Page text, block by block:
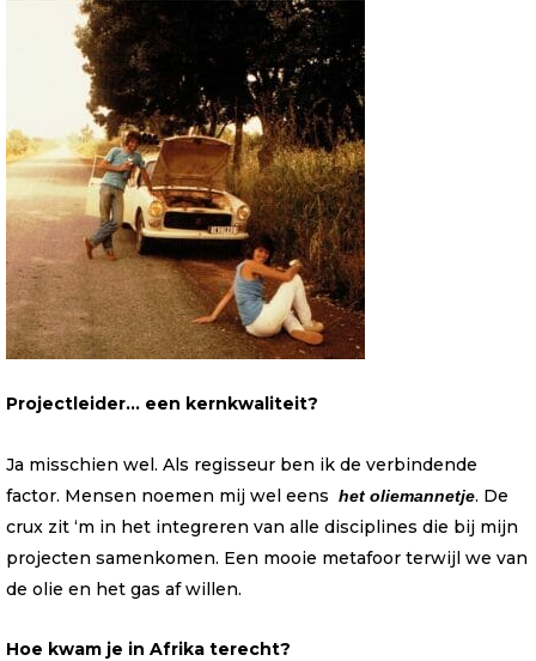
Projectleider… een kernkwaliteit?
Ja misschien wel. Als regisseur ben ik de verbindende
factor. Mensen noemen mij wel eens het oliemannetje. De
crux zit ‘m in het integreren van alle disciplines die bij mijn
projecten samenkomen. Een mooie metafoor terwijl we van
de olie en het gas af willen.
Hoe kwam je in Afrika terecht?